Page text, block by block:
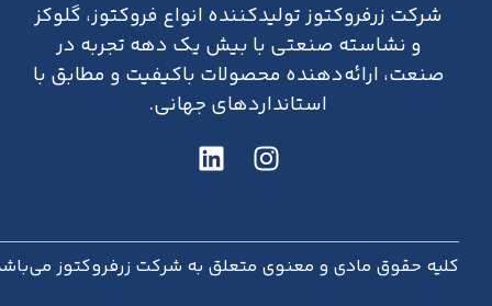
شرکت زرفروکتوز تولیدکننده انواع فروکتوز، گلوکز
و نشاسته صنعتی با بیش یک دهه تجربه در
صنعت، ارائه‌دهنده محصولات باکیفیت و مطابق با
استانداردهای جهانی.
کلیه حقوق مادی و معنوی متعلق به شرکت زرفروکتوز